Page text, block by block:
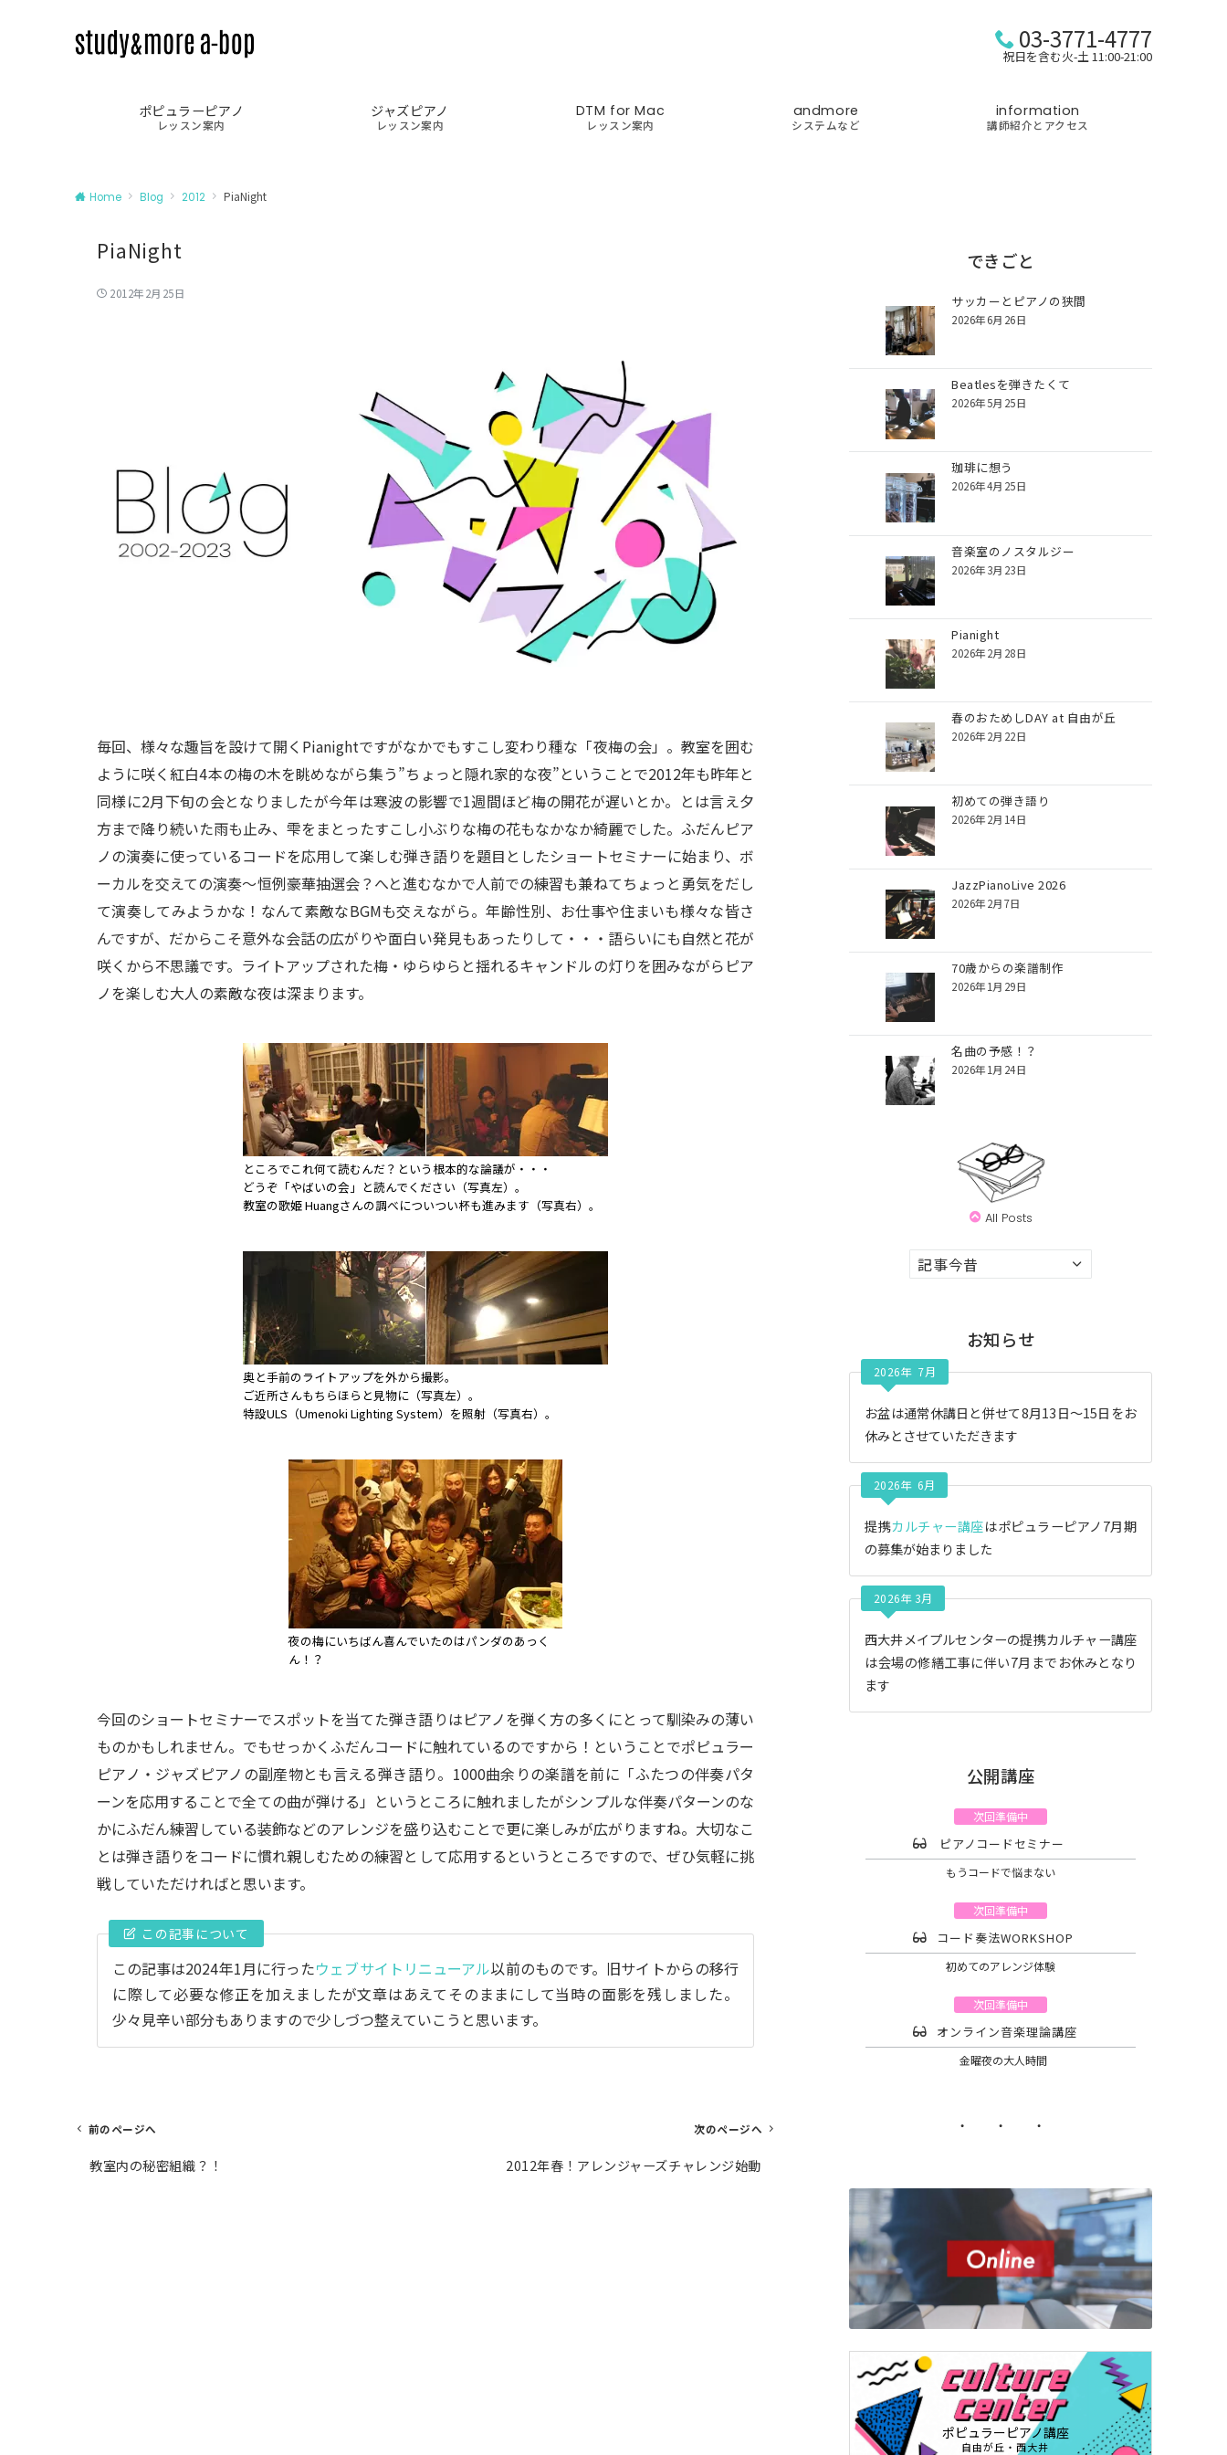
03-3771-4777
祝日を含む火-土 11:00-21:00
ポピュラーピアノ
レッスン案内
ジャズピアノ
レッスン案内
DTM for Mac
レッスン案内
andmore
システムなど
information
講師紹介とアクセス
Home Blog 2012 PiaNight
PiaNight
2012年2月25日
毎回、様々な趣旨を設けて開くPianightですがなかでもすこし変わり種な「夜梅の会」。教室を囲む
ように咲く紅白4本の梅の木を眺めながら集う”ちょっと隠れ家的な夜”ということで2012年も昨年と
同様に2月下旬の会となりましたが今年は寒波の影響で1週間ほど梅の開花が遅いとか。とは言え夕
方まで降り続いた雨も止み、雫をまとったすこし小ぶりな梅の花もなかなか綺麗でした。ふだんピア
ノの演奏に使っているコードを応用して楽しむ弾き語りを題目としたショートセミナーに始まり、ボ
ーカルを交えての演奏～恒例豪華抽選会？へと進むなかで人前での練習も兼ねてちょっと勇気をだし
て演奏してみようかな！なんて素敵なBGMも交えながら。年齢性別、お仕事や住まいも様々な皆さ
んですが、だからこそ意外な会話の広がりや面白い発見もあったりして・・・語らいにも自然と花が
咲くから不思議です。ライトアップされた梅・ゆらゆらと揺れるキャンドルの灯りを囲みながらピア
ノを楽しむ大人の素敵な夜は深まります。
ところでこれ何て読むんだ？という根本的な論議が・・・
どうぞ「やばいの会」と読んでください（写真左）。
教室の歌姫 Huangさんの調べについつい杯も進みます（写真右）。
奥と手前のライトアップを外から撮影。
ご近所さんもちらほらと見物に（写真左）。
特設ULS（Umenoki Lighting System）を照射（写真右）。
夜の梅にいちばん喜んでいたのはパンダのあっく
ん！？
今回のショートセミナーでスポットを当てた弾き語りはピアノを弾く方の多くにとって馴染みの薄い
ものかもしれません。でもせっかくふだんコードに触れているのですから！ということでポピュラー
ピアノ・ジャズピアノの副産物とも言える弾き語り。1000曲余りの楽譜を前に「ふたつの伴奏パタ
ーンを応用することで全ての曲が弾ける」というところに触れましたがシンプルな伴奏パターンのな
かにふだん練習している装飾などのアレンジを盛り込むことで更に楽しみが広がりますね。大切なこ
とは弾き語りをコードに慣れ親しむための練習として応用するというところですので、ぜひ気軽に挑
戦していただければと思います。
この記事について
この記事は2024年1月に行ったウェブサイトリニューアル以前のものです。旧サイトからの移行
に際して必要な修正を加えましたが文章はあえてそのままにして当時の面影を残しました。
少々見辛い部分もありますので少しづつ整えていこうと思います。
前のページへ
教室内の秘密組織？！
次のページへ
2012年春！アレンジャーズチャレンジ始動
できごと
サッカーとピアノの狭間
2026年6月26日
Beatlesを弾きたくて
2026年5月25日
珈琲に想う
2026年4月25日
音楽室のノスタルジー
2026年3月23日
Pianight
2026年2月28日
春のおためしDAY at 自由が丘
2026年2月22日
初めての弾き語り
2026年2月14日
JazzPianoLive 2026
2026年2月7日
70歳からの楽譜制作
2026年1月29日
名曲の予感！？
2026年1月24日
All Posts
お知らせ
2026年 7月
お盆は通常休講日と併せて8月13日〜15日をお
休みとさせていただきます
2026年 6月
提携カルチャー講座はポピュラーピアノ7月期
の募集が始まりました
2026年 3月
西大井メイプルセンターの提携カルチャー講座
は会場の修繕工事に伴い7月までお休みとなり
ます
公開講座
次回準備中
ピアノコードセミナー
もうコードで悩まない
次回準備中
コード奏法WORKSHOP
初めてのアレンジ体験
次回準備中
オンライン音楽理論講座
金曜夜の大人時間
・ ・ ・
ポピュラーピアノ講座
自由が丘・西大井